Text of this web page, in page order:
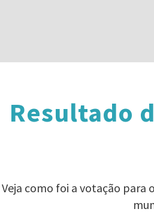
Resultado
Veja como foi a votação para